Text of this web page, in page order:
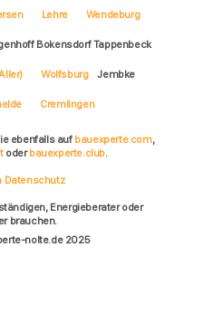
Lehre Wendeburg
Bokensdorf Tappenbeck
Wolfsburg Jembke
Cremlingen
ebenfalls auf bauexperte.com,
oderbauexperte.club.
Datenschutz
Energieberater oder
brauchen.
nolte.de 2025